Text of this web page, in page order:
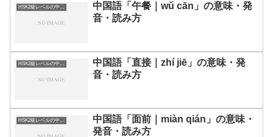
HSK2級レベルの中国語
中国語「午餐｜wǔ cān」の意味・発
音・読み方
HSK2級レベルの中国語
中国語「直接｜zhí jiē」の意味・発
音・読み方
HSK2級レベルの中国語
中国語「面前｜miàn qián」の意味・
発音・読み方